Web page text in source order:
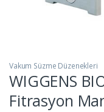
Vakum Süzme Düzenekleri
WIGGENS
Fitrasyon